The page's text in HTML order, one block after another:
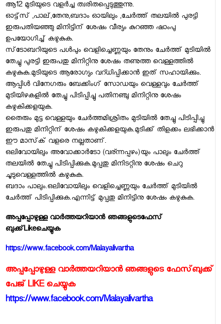
ആ12 മുടിയുടെ വളര്‍ച്ച ത്വരിതപ്പെടുത്തുന്നു.
ഓട്ട്‌സ് ,പാല്,തേനു,ബദാം ഓയിലും ,ചേര്‍ത്ത് തലയില്‍ പുരട്ടി
ഇരുപതിയഞ്ഞു മിനിട്ടിന് ശേഷം വീര്യം കുറഞ്ഞ ഷാംപു
ഉപയോഗിച്ച് കഴുകുക.
സ്‌ടോബറിയുടെ പള്‍പും വെളിച്ചെണ്ണയും തേനും ചേര്‍ത്ത് മുടിയില്‍
തേച്ചു പുരട്ടി ഇരുപതു മിനിറ്റിനു ശേഷം തണുത്ത വെള്ളത്തില്‍
കഴുകുക.മുടിയുടെ ആരോഗ്യം വറ്ധിപ്പിക്കാന്‍ ഇത് സഹായിക്കും.
ആപ്പിള്‍ വിനേഗരും ബേക്കിംഗ് സോഡയും വെള്ളവും ചേര്‍ത്ത്
മുടിയിഴകളില്‍ തേച്ചു പിടിപ്പിച്ചു പതിനഞ്ചു മിനിറ്റിനു ശേഷം
കഴുകിക്കളയുക.
തൈരും മുട്ട വെള്ളയും ചേര്‍ത്തമിശ്രിതം മുടിയില്‍ തേച്ചു പിടിപ്പിച്ചു
ഇരുപതു മിനിറ്റിന് ശേഷം കഴുകിക്കളയുക.മുടിക്ക് തിളക്കം ലഭിക്കാന്‍
ഈ മാസ്‌ക് വളരെ നല്ലതാണ്.
ഒലിവോയിലും അവോക്കാര്‍ടോ (വര്ന്നപ്പഴം)യും പാലും ചേര്‍ത്ത്
തലയില്‍ തേച്ചു പിടിപ്പിക്കുക.മുപ്പതു മിനിടറ്റിനു ശേഷം ചെറു
ചൂടുവെള്ളത്തില്‍ കഴുകുക.
ബദാം പാലും.ഒലിവോയിലും വെളിച്ചെണ്ണയും ചേര്‍ത്ത് മുടിയില്‍
ചേര്‍ത്ത് പിടിപ്പിക്കുക.എന്നിട്ട് മുപ്പതു മിനിട്ടിനു ശേഷം കഴുകുക.
അപ്പപ്പോഴുള്ള വാര്‍ത്തയറിയാന്‍ ഞങ്ങളുടെഫേസ്‌
ബുക്ക്‌Likeചെയ്യുക
https://www.facebook.com/Malayalivartha
അപ്പപ്പോഴുള്ള വാര്‍ത്തയറിയാന്‍ ഞങ്ങളുടെ ഫേസ്‌ബുക്ക്‌
പേജ് LIKE ചെയ്യുക
https://www.facebook.com/Malayalivartha